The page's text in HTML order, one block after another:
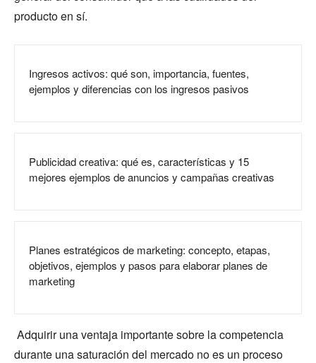
producto en sí.
Ingresos activos: qué son, importancia, fuentes,
ejemplos y diferencias con los ingresos pasivos
Publicidad creativa: qué es, características y 15
mejores ejemplos de anuncios y campañas creativas
Planes estratégicos de marketing: concepto, etapas,
objetivos, ejemplos y pasos para elaborar planes de
marketing
Adquirir una ventaja importante sobre la competencia
durante una saturación del mercado no es un proceso